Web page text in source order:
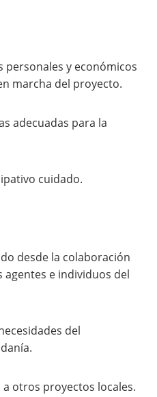
y económicos
marcha del proyecto.
adecuadas para la
cuidado.
desde la colaboración
e individuos del
del
otros proyectos locales.